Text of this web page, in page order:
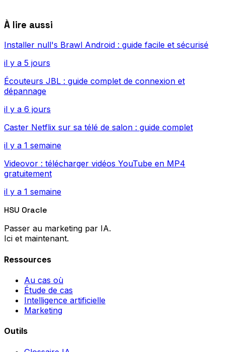
À lire aussi
Installer null's Brawl Android : guide facile et sécurisé
il y a 5 jours
Écouteurs JBL : guide complet de connexion et
dépannage
il y a 6 jours
Caster Netflix sur sa télé de salon : guide complet
il y a 1 semaine
Videovor : télécharger vidéos YouTube en MP4
gratuitement
il y a 1 semaine
HSU Oracle
Passer au marketing par IA.
Ici et maintenant.
Ressources
Au cas où
Étude de cas
Intelligence artificielle
Marketing
Outils